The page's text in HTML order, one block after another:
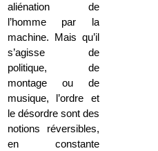
aliénation de
l’homme par la
machine. Mais qu’il
s’agisse de
politique, de
montage ou de
musique, l’ordre et
le désordre sont des
notions réversibles,
en constante